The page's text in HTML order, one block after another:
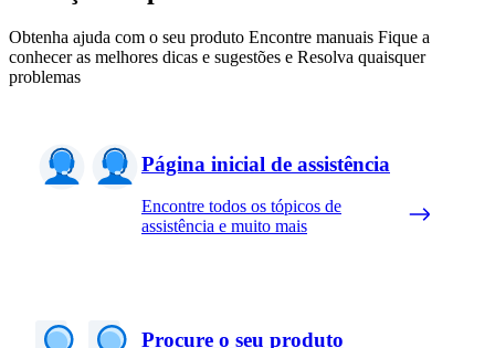
Obtenha ajuda com o seu produto Encontre manuais Fique a
conhecer as melhores dicas e sugestões e Resolva quaisquer
problemas
Página inicial de assistência
Encontre todos os tópicos de
assistência e muito mais
Procure o seu produto